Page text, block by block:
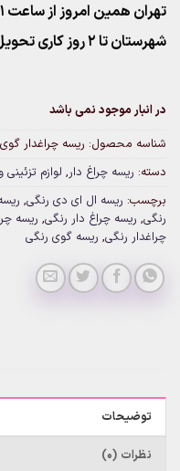
تهران همین امروز از ساعت ۱۱-۱۹ با اسنپ
شهرستان تا 2 روز کاری تحویل پست
در انبار موجود نمی باشد
شناسه محصول: ریسه چراغدار
دسته: ریسه چراغ دار, لوازم
برچسب: ریسه ال ای دی رنگی,
رنگی, ریسه چراغ دار رنگی, ریسه
چراغدار رنگی, ریسه گوی رنگی
توضیحات
نظرات (0)